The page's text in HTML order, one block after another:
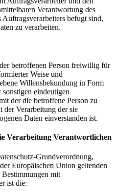
Verantwortung des
befugt sind,
zu verarbeiten.
betroffenen Person freiwillig für
Weise und
Willensbekundung in Form
eindeutigen
der die betroffene Person zu
der Verarbeitung der sie
Daten einverstanden ist.
Verarbeitung Verantwortlichen
Grundverordnung,
Europäischen Union geltenden
Bestimmungen mit
ist die: